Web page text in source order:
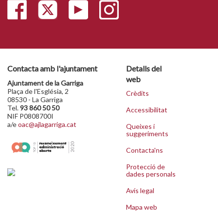
Contacta amb l'ajuntament
Ajuntament de la Garriga
Plaça de l'Església, 2
08530 - La Garriga
Tel.93 860 50 50
NIF P0808700I
a/eoac@ajlagarriga.cat
Detalls del
web
Crèdits
Accessibilitat
Queixes i
suggeriments
Contacta'ns
Protecció de
dades personals
Avís legal
Mapa web